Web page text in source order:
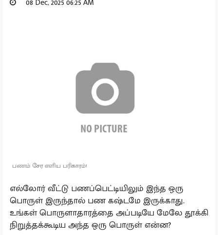
பணம் சேர எளிய பரிகாரம்!
எல்லோர் வீட்டு பணப்பெட்டியிலும் இந்த ஒரு
பொருள் இருந்தால் பண கஷ்டமே இருக்காது.
உங்கள் பொருளாதாரத்தை அப்படியே மேலே தூக்கி
நிறுத்தக்கூடிய அந்த ஒரு பொருள் என்ன?